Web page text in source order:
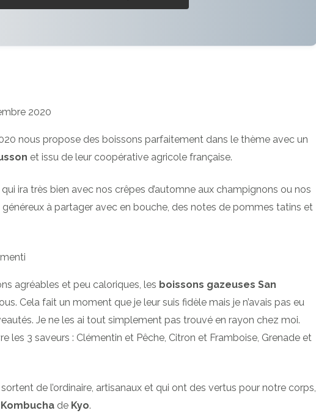
nous propose des boissons parfaitement dans le thème avec un
et issu de leur coopérative agricole française.
ira très bien avec nos crêpes d’automne aux champignons ou nos
à partager avec en bouche, des notes de pommes tatins et
agréables et peu caloriques, les boissons gazeuses San
Cela fait un moment que je leur suis fidèle mais je n’avais pas eu
Je ne les ai tout simplement pas trouvé en rayon chez moi.
les 3 saveurs : Clémentin et Pêche, Citron et Framboise, Grenade et
de l’ordinaire, artisanaux et qui ont des vertus pour notre corps,
Kombucha de Kyo.